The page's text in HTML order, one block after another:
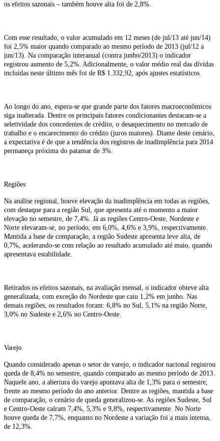
os efeitos sazonais – também houve alta foi de 2,8%.
Com esse resultado, o valor acumulado em 12 meses (de jul/13 até jun/14)
foi 2,5% maior quando comparado ao mesmo período de 2013 (jul/12 a
jun/13). Na comparação interanual (contra junho/2013) o indicador
registrou aumento de 5,2%. Adicionalmente, o valor médio real das dívidas
incluídas neste último mês foi de R$ 1.332,92, após ajustes estatísticos.
Ao longo do ano, espera-se que grande parte dos fatores macroeconômicos
siga inalterada. Dentre os principais fatores condicionantes destacam-se a
seletividade dos concedentes de crédito, o desaquecimento no mercado de
trabalho e o encarecimento do crédito (juros maiores). Diante deste cenário,
a expectativa é de que a tendência dos registros de inadimplência para 2014
permaneça próxima do patamar de 3%.
Regiões
Na análise regional, houve elevação da inadimplência em todas as regiões,
com destaque para a região Sul, que apresenta até o momento a maior
elevação no semestre, de 7,4%. Já as regiões Centro-Oeste, Nordeste e
Norte elevaram-se, no período, em 6,0%, 4,6% e 3,9%, respectivamente.
Mantida a base de comparação, a região Sudeste apresenta leve alta, de
0,7%, acelerando-se com relação ao resultado acumulado até maio, quando
apresentava estabilidade.
Retirados os efeitos sazonais, na avaliação mensal, o indicador obteve alta
generalizada, com exceção do Nordeste que caiu 1,2% em junho. Nas
demais regiões, os resultados foram: 6,8% no Sul, 5,1% na região Norte,
3,0% no Sudeste e 2,6% no Centro-Oeste.
Varejo
Quando considerado apenas o setor de varejo, o indicador nacional registrou
queda de 8,4% no semestre, quando comparado ao mesmo período de 2013.
Naquele ano, a abertura do varejo apontava alta de 1,3% para o semestre,
frente ao mesmo período do ano anterior. Dentre as regiões, mantida a base
de comparação, o cenário de queda generalizou-se. As regiões Sudeste, Sul
e Centro-Oeste caíram 7,4%, 5,3% e 9,8%, respectivamente. No Norte
houve queda de 7,7%, enquanto no Nordeste a variação foi a mais intensa,
de 12,3%.